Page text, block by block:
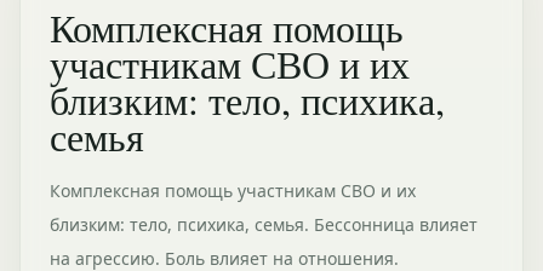
Комплексная помощь
участникам СВО и их
близким: тело, психика,
семья
Комплексная помощь участникам СВО и их
близким: тело, психика, семья. Бессонница влияет
на агрессию. Боль влияет на отношения.